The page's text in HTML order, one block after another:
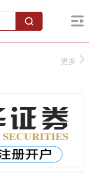
更多